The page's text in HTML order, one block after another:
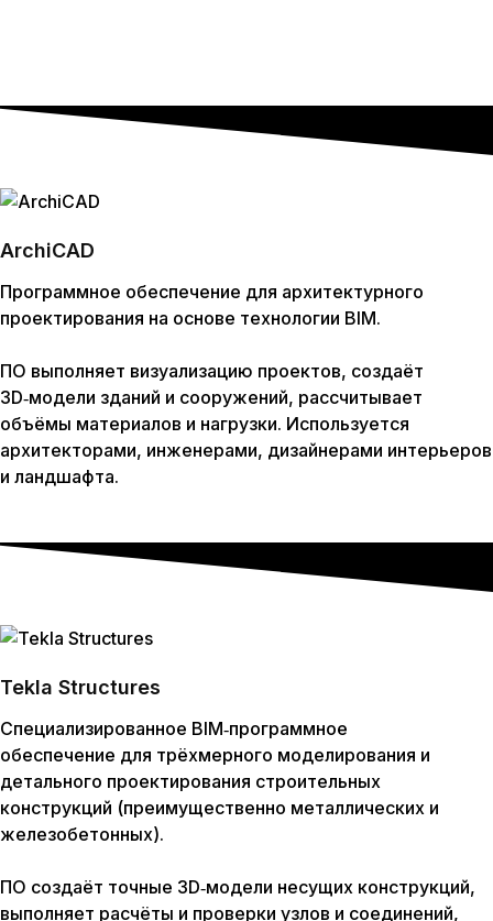
ArchiCAD
Программное обеспечение для архитектурного
проектирования на основе технологии BIM.
ПО выполняет визуализацию проектов, создаёт
3D‑модели зданий и сооружений, рассчитывает
объёмы материалов и нагрузки. Используется
архитекторами, инженерами, дизайнерами интерьеров
и ландшафта.
Tekla Structures
Специализированное BIM‑программное
обеспечение для трёхмерного моделирования и
детального проектирования строительных
конструкций (преимущественно металлических и
железобетонных).
ПО создаёт точные 3D‑модели несущих конструкций,
выполняет расчёты и проверки узлов и соединений,